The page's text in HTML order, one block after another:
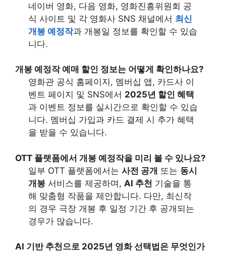
네이버 영화, 다음 영화, 영화진흥위원회 공
식 사이트 및 각 영화사 SNS 채널에서 최신
개봉 예정작과 개봉일 정보를 확인할 수 있습
니다.
개봉 예정작 예매 할인 정보는 어떻게 확인하나요?
영화관 공식 홈페이지, 멤버십 앱, 카드사 이
벤트 페이지 및 SNS에서 2025년 할인 혜택
과 이벤트 정보를 실시간으로 확인할 수 있습
니다. 멤버십 가입과 카드 결제 시 추가 혜택
을 받을 수 있습니다.
OTT 플랫폼에서 개봉 예정작을 미리 볼 수 있나요?
일부 OTT 플랫폼에서는 사전 공개 또는 동시
개봉서비스를 제공하며, AI 추천 기술을 통
해 맞춤형 작품을 제안합니다. 다만, 최신작
의 경우 극장 개봉 후 일정 기간 후 공개되는
경우가 많습니다.
AI 기반 추천으로 2025년 영화 선택법은 무엇인가